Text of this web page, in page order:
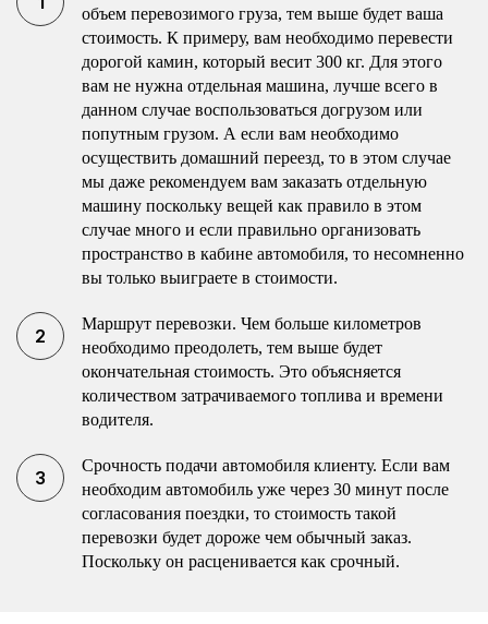
объем перевозимого груза, тем выше будет ваша
стоимость. К примеру, вам необходимо перевести
дорогой камин, который весит 300 кг. Для этого
вам не нужна отдельная машина, лучше всего в
данном случае воспользоваться догрузом или
попутным грузом. А если вам необходимо
осуществить домашний переезд, то в этом случае
мы даже рекомендуем вам заказать отдельную
машину поскольку вещей как правило в этом
случае много и если правильно организовать
пространство в кабине автомобиля, то несомненно
вы только выиграете в стоимости.
Маршрут перевозки. Чем больше километров
необходимо преодолеть, тем выше будет
окончательная стоимость. Это объясняется
количеством затрачиваемого топлива и времени
водителя.
Срочность подачи автомобиля клиенту. Если вам
необходим автомобиль уже через 30 минут после
согласования поездки, то стоимость такой
перевозки будет дороже чем обычный заказ.
Поскольку он расценивается как срочный.